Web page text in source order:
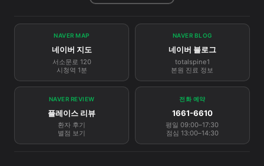
NAVER MAP
네이버 지도
서소문로 120
시청역 1분
NAVER BLOG
네이버 블로그
totalspine1
본원 진료 정보
NAVER REVIEW
플레이스 리뷰
환자 후기
별점 보기
전화 예약
1661-6610
평일 09:00–17:30
점심 13:00–14:30